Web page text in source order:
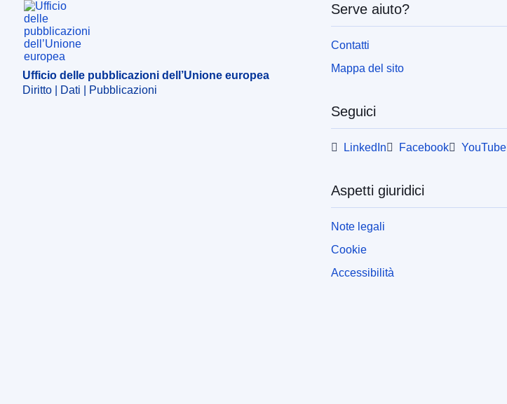
Ufficio delle pubblicazioni dell’Unione europea
Ufficio delle pubblicazioni dell’Unione europea
Diritto | Dati | Pubblicazioni
Serve aiuto?
Contatti
Mappa del sito
Seguici
LinkedIn Facebook YouTube
Aspetti giuridici
Note legali
Cookie
Accessibilità